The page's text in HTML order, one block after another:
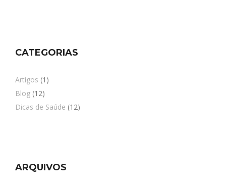
CATEGORIAS
Artigos (1)
Blog (12)
Dicas de Saúde (12)
ARQUIVOS